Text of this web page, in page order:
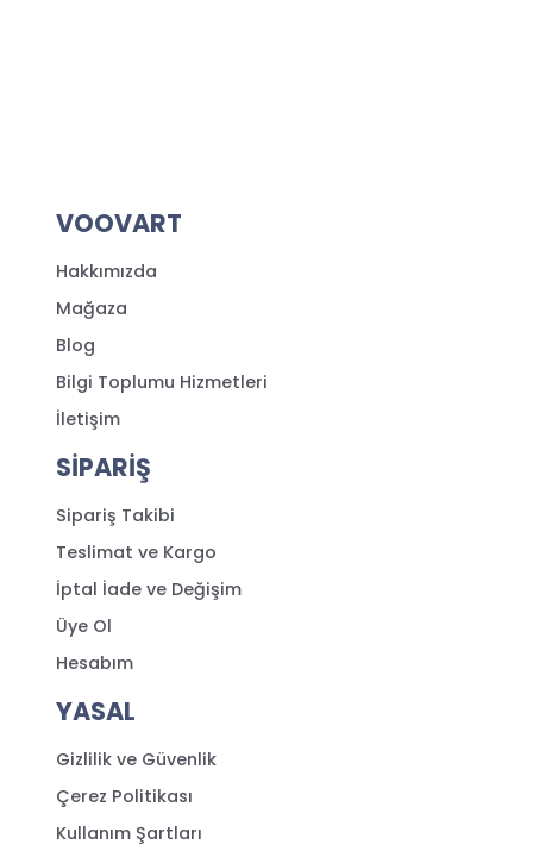
VOOVART
Hakkımızda
Mağaza
Blog
Bilgi Toplumu Hizmetleri
İletişim
SİPARİŞ
Sipariş Takibi
Teslimat ve Kargo
İptal İade ve Değişim
Üye Ol
Hesabım
YASAL
Gizlilik ve Güvenlik
Çerez Politikası
Kullanım Şartları